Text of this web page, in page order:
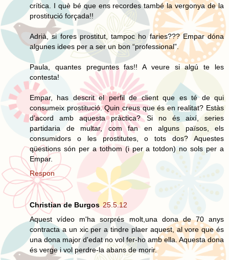
crítica. I què bé que ens recordes també la vergonya de la
prostitució forçada!!
Adrià, si fores prostitut, tampoc ho faries??? Empar dóna
algunes idees per a ser un bon “professional”.
Paula, quantes preguntes fas!! A veure si algú te les
contesta!
Empar, has descrit el perfil de client que es té de qui
consumeix prostitució. Quin creus que és en realitat? Estàs
d’acord amb aquesta pràctica? Si no és així, series
partidaria de multar, com fan en alguns països, els
consumidors o les prostitutes, o tots dos? Aquestes
qüestions són per a tothom (i per a totdon) no sols per a
Empar.
Respon
Christian de Burgos 25.5.12
Aquest vídeo m'ha sorprés molt,una dona de 70 anys
contracta a un xic per a tindre plaer aquest, al vore que és
una dona major d'edat no vol fer-ho amb ella. Aquesta dona
és verge i vol perdre-la abans de morir.